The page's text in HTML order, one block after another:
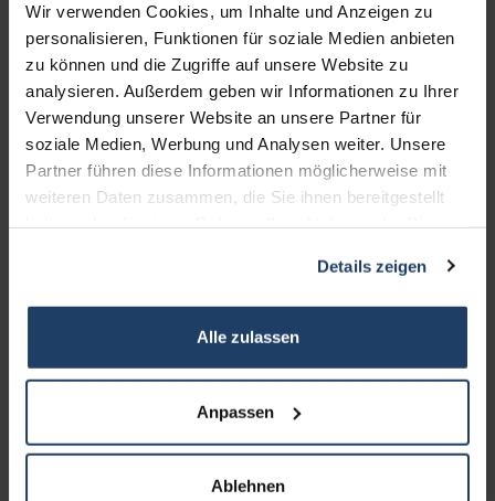
Wir verwenden Cookies, um Inhalte und Anzeigen zu
personalisieren, Funktionen für soziale Medien anbieten
zu können und die Zugriffe auf unsere Website zu
analysieren. Außerdem geben wir Informationen zu Ihrer
Verwendung unserer Website an unsere Partner für
soziale Medien, Werbung und Analysen weiter. Unsere
Partner führen diese Informationen möglicherweise mit
weiteren Daten zusammen, die Sie ihnen bereitgestellt
Details zeigen
Alle zulassen
Anpassen
Ablehnen
terrakon Immobilienberatung
Bad Nauheimer Straße 4
Bürozeiten:
Mo. - Fr. 9.00 - 18.00 Uhr